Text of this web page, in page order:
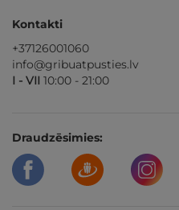
Kontakti
+37126001060
info@gribuatpusties.lv
I - VII 10:00 - 21:00
Draudzēsimies: